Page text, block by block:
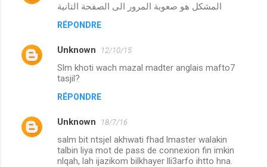
المشكل هو صعوبة المرور الى الصفحة التانية
RÉPONDRE
Unknown 12/10/15
Slm khoti wach mazal madter anglais mafto7
tasjil?
RÉPONDRE
Unknown 18/7/16
salm bit ntsjel akhwati fhad lmaster walakin
talbin liya mot de pass de connexion fin imkin
nlqah, lah ijazikom bilkhayer lli3arfo ihtto hna.